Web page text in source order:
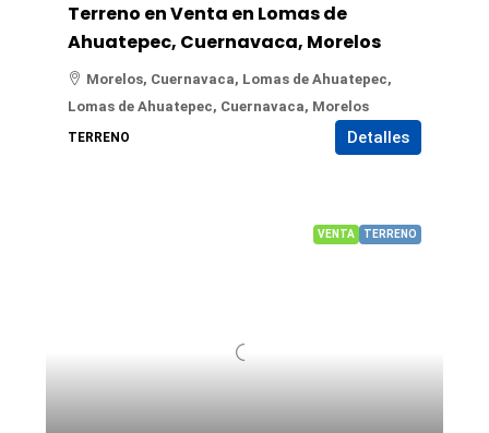
Terreno en Venta en Lomas de
Ahuatepec, Cuernavaca, Morelos
Morelos, Cuernavaca, Lomas de Ahuatepec,
Lomas de Ahuatepec, Cuernavaca, Morelos
TERRENO Detalles
VENTA TERRENO